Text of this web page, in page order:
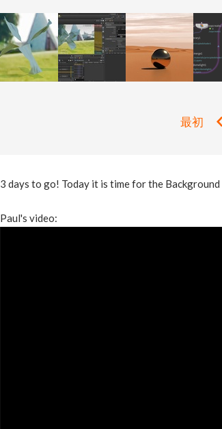
最初
3 days to go! Today it is time for the Background
Paul's video: